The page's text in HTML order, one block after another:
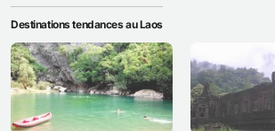
Destinations tendances au Laos